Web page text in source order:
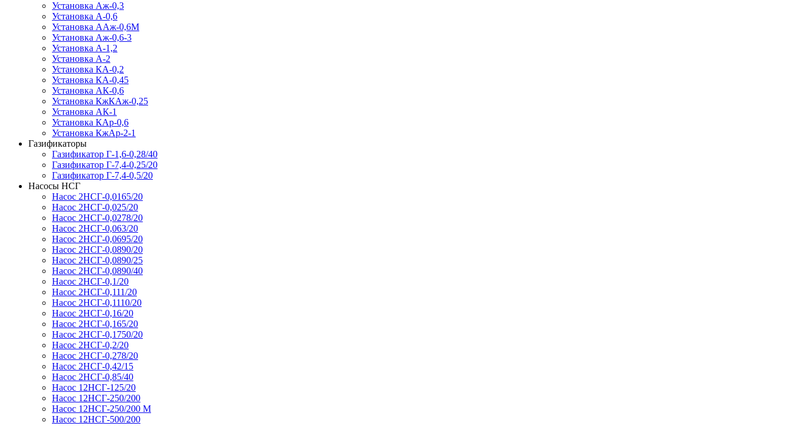
Установка Аж-0,3
Установка А-0,6
Установка ААж-0,6М
Установка Аж-0,6-3
Установка А-1,2
Установка А-2
Установка КА-0,2
Установка КА-0,45
Установка АК-0,6
Установка КжКАж-0,25
Установка АК-1
Установка КАр-0,6
Установка КжАр-2-1
Газификаторы
Газификатор Г-1,6-0,28/40
Газификатор Г-7,4-0,25/20
Газификатор Г-7,4-0,5/20
Насосы НСГ
Насос 2НСГ-0,0165/20
Насос 2НСГ-0,025/20
Насос 2НСГ-0,0278/20
Насос 2НСГ-0,063/20
Насос 2НСГ-0,0695/20
Насос 2НСГ-0,0890/20
Насос 2НСГ-0,0890/25
Насос 2НСГ-0,0890/40
Насос 2НСГ-0,1/20
Насос 2НСГ-0,111/20
Насос 2НСГ-0,1110/20
Насос 2НСГ-0,16/20
Насос 2НСГ-0,165/20
Насос 2НСГ-0,1750/20
Насос 2НСГ-0,2/20
Насос 2НСГ-0,278/20
Насос 2НСГ-0,42/15
Насос 2НСГ-0,85/40
Насос 12НСГ-125/20
Насос 12НСГ-250/200
Насос 12НСГ-250/200 М
Насос 12НСГ-500/200